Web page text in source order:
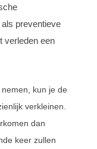
preventieve
verleden een
kun je de
verkleinen.
dan
keer zullen